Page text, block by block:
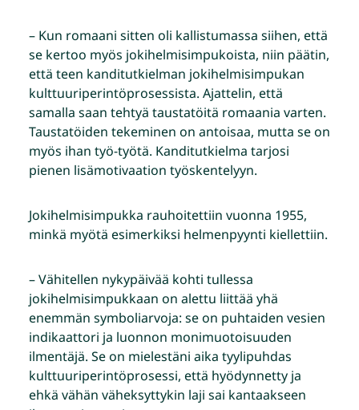
– Kun romaani sitten oli kallistumassa siihen, että
se kertoo myös jokihelmisimpukoista, niin päätin,
että teen kanditutkielman jokihelmisimpukan
kulttuuriperintöprosessista. Ajattelin, että
samalla saan tehtyä taustatöitä romaania varten.
Taustatöiden tekeminen on antoisaa, mutta se on
myös ihan työ-työtä. Kanditutkielma tarjosi
pienen lisämotivaation työskentelyyn.
Jokihelmisimpukka rauhoitettiin vuonna 1955,
minkä myötä esimerkiksi helmenpyynti kiellettiin.
– Vähitellen nykypäivää kohti tullessa
jokihelmisimpukkaan on alettu liittää yhä
enemmän symboliarvoja: se on puhtaiden vesien
indikaattori ja luonnon monimuotoisuuden
ilmentäjä. Se on mielestäni aika tyylipuhdas
kulttuuriperintöprosessi, että hyödynnetty ja
ehkä vähän väheksyttykin laji sai kantaakseen